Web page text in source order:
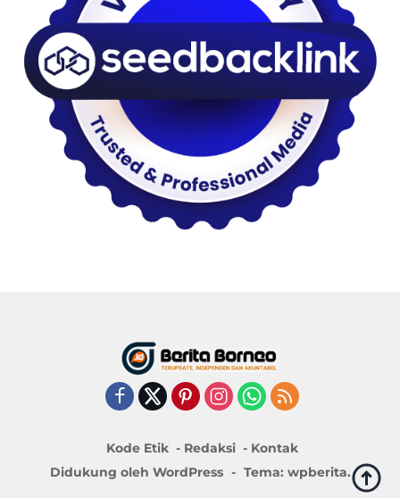
Kode Etik Redaksi
Kontak
Didukung oleh WordPress - Tema: wpberita.